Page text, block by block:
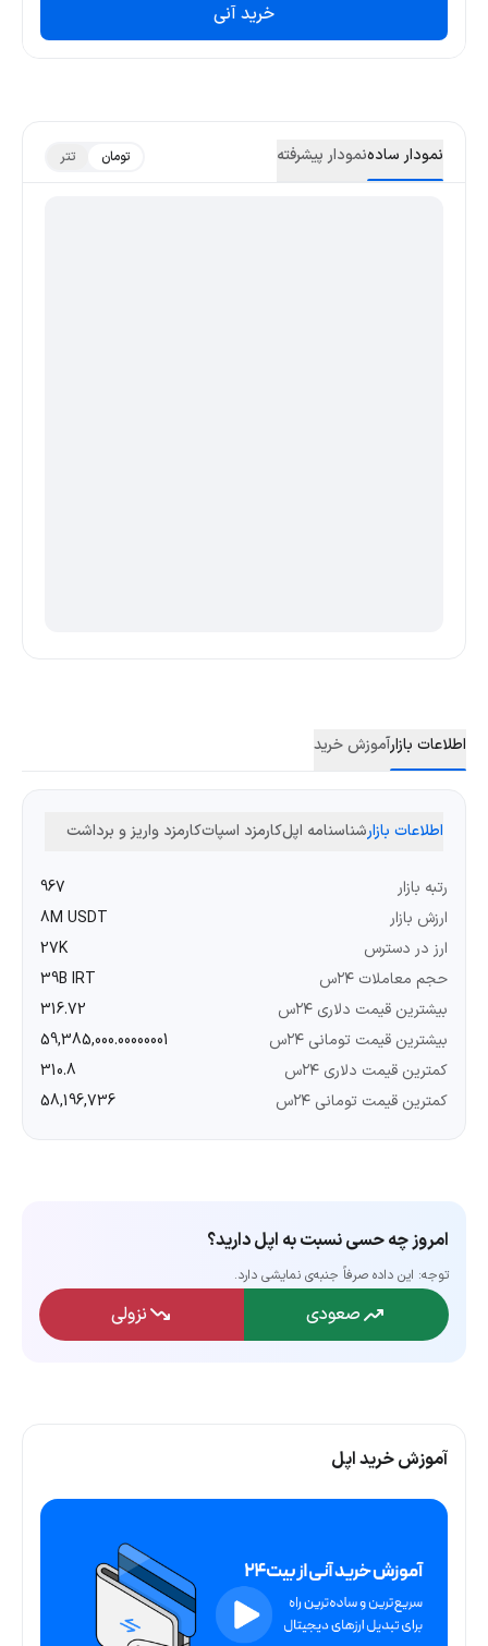
نمودار سادهنمودار پیشرفته تومان تتر
اطلاعات بازارآموزش خرید
اطلاعات بازارشناسنامه اپلکارمزد اسپاتکارمزد واریز و برداشت
رتبه بازار
967
ارزش بازار
8M USDT
ارز در دسترس
27K
حجم معاملات ۲۴س
39B IRT
بیشترین قیمت دلاری ۲۴س
316.72
بیشترین قیمت تومانی ۲۴س
59,385,000.00000001
کمترین قیمت دلاری ۲۴س
310.8
کمترین قیمت تومانی ۲۴س
58,196,736
امروز چه حسی نسبت به اپل دارید؟
توجه: این داده‌ صرفاً جنبه‌ی نمایشی دارد.
صعودی نزولی
آموزش خرید اپل
خرید آنی